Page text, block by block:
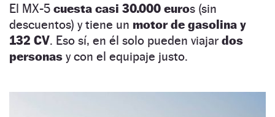
El MX-5 cuesta casi 30.000 euros (sin
descuentos) y tiene un motor de gasolina y
132 CV. Eso sí, en él solo pueden viajar dos
personas y con el equipaje justo.